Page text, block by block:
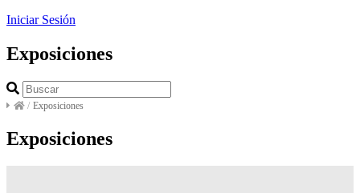
Iniciar Sesión
Exposiciones
/ Exposiciones
Exposiciones